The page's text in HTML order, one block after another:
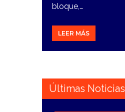
bloque,…
LEER MÁS
Últimas Noticias